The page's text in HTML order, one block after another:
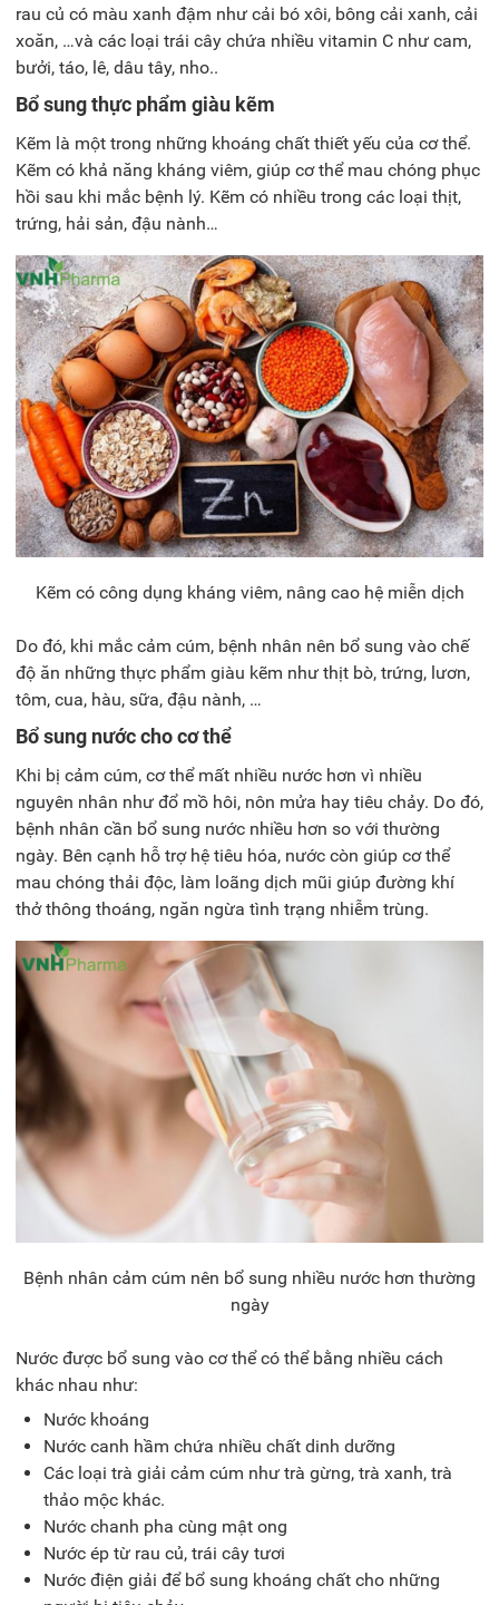
rau củ có màu xanh đậm như cải bó xôi, bông cải xanh, cải
xoăn, …và các loại trái cây chứa nhiều vitamin C như cam,
bưởi, táo, lê, dâu tây, nho..
Bổ sung thực phẩm giàu kẽm
Kẽm là một trong những khoáng chất thiết yếu của cơ thể.
Kẽm có khả năng kháng viêm, giúp cơ thể mau chóng phục
hồi sau khi mắc bệnh lý. Kẽm có nhiều trong các loại thịt,
trứng, hải sản, đậu nành…
Kẽm có công dụng kháng viêm, nâng cao hệ miễn dịch
Do đó, khi mắc cảm cúm, bệnh nhân nên bổ sung vào chế
độ ăn những thực phẩm giàu kẽm như thịt bò, trứng, lươn,
tôm, cua, hàu, sữa, đậu nành, …
Bổ sung nước cho cơ thể
Khi bị cảm cúm, cơ thể mất nhiều nước hơn vì nhiều
nguyên nhân như đổ mồ hôi, nôn mửa hay tiêu chảy. Do đó,
bệnh nhân cần bổ sung nước nhiều hơn so với thường
ngày. Bên cạnh hỗ trợ hệ tiêu hóa, nước còn giúp cơ thể
mau chóng thải độc, làm loãng dịch mũi giúp đường khí
thở thông thoáng, ngăn ngừa tình trạng nhiễm trùng.
Bệnh nhân cảm cúm nên bổ sung nhiều nước hơn thường
ngày
Nước được bổ sung vào cơ thể có thể bằng nhiều cách
khác nhau như:
Nước khoáng
Nước canh hầm chứa nhiều chất dinh dưỡng
Các loại trà giải cảm cúm như trà gừng, trà xanh, trà
thảo mộc khác.
Nước chanh pha cùng mật ong
Nước ép từ rau củ, trái cây tươi
Nước điện giải để bổ sung khoáng chất cho những